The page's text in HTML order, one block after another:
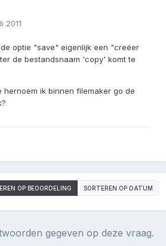
2011
optie "save" eigenlijk een "creëer
de bestandsnaam 'copy' komt te
hernoem ik binnen filemaker go de
OP BEOORDELING SORTEREN OP DATUM
gegeven op deze vraag.